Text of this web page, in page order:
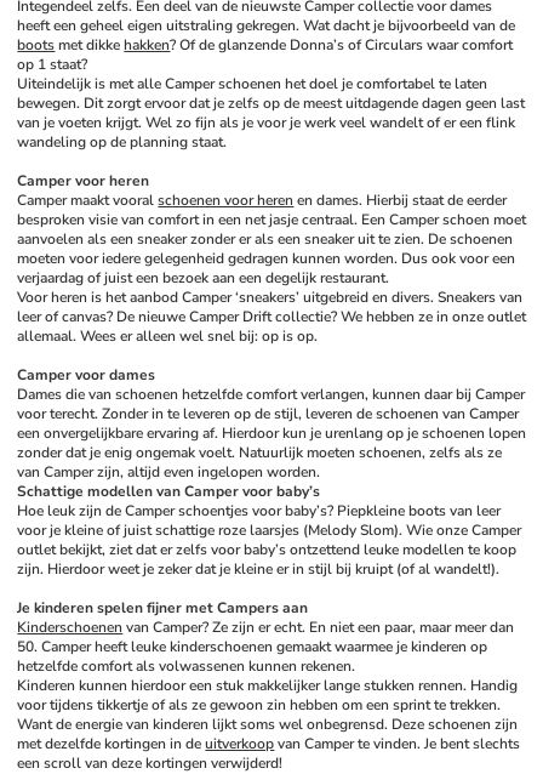
Integendeel zelfs. Een deel van de nieuwste Camper collectie voor dames
boots met dikke hakken? Of de glanzende Donna’s of Circulars waar comfort
op 1 staat?
Uiteindelijk is met alle Camper schoenen het doel je comfortabel te laten
bewegen. Dit zorgt ervoor dat je zelfs op de meest uitdagende dagen geen last
van je voeten krijgt. Wel zo fijn als je voor je werk veel wandelt of er een flink
wandeling op de planning staat.
Camper voor heren
Camper maakt vooral schoenen voor heren en dames. Hierbij staat de eerder
besproken visie van comfort in een net jasje centraal. Een Camper schoen moet
aanvoelen als een sneaker zonder er als een sneaker uit te zien. De schoenen
moeten voor iedere gelegenheid gedragen kunnen worden. Dus ook voor een
verjaardag of juist een bezoek aan een degelijk restaurant.
Voor heren is het aanbod Camper ‘sneakers’ uitgebreid en divers. Sneakers van
leer of canvas? De nieuwe Camper Drift collectie? We hebben ze in onze outlet
allemaal. Wees er alleen wel snel bij: op is op.
Camper voor dames
Dames die van schoenen hetzelfde comfort verlangen, kunnen daar bij Camper
voor terecht. Zonder in te leveren op de stijl, leveren de schoenen van Camper
een onvergelijkbare ervaring af. Hierdoor kun je urenlang op je schoenen lopen
zonder dat je enig ongemak voelt. Natuurlijk moeten schoenen, zelfs als ze
van Camper zijn, altijd even ingelopen worden.
Schattige modellen van Camper voor baby’s
Hoe leuk zijn de Camper schoentjes voor baby’s? Piepkleine boots van leer
voor je kleine of juist schattige roze laarsjes (Melody Slom). Wie onze Camper
outlet bekijkt, ziet dat er zelfs voor baby’s ontzettend leuke modellen te koop
zijn. Hierdoor weet je zeker dat je kleine er in stijl bij kruipt (of al wandelt!).
Je kinderen spelen fijner met Campers aan
Kinderschoenen van Camper? Ze zijn er echt. En niet een paar, maar meer dan
50. Camper heeft leuke kinderschoenen gemaakt waarmee je kinderen op
hetzelfde comfort als volwassenen kunnen rekenen.
Kinderen kunnen hierdoor een stuk makkelijker lange stukken rennen. Handig
voor tijdens tikkertje of als ze gewoon zin hebben om een sprint te trekken.
Want de energie van kinderen lijkt soms wel onbegrensd. Deze schoenen zijn
met dezelfde kortingen in de uitverkoop van Camper te vinden. Je bent slechts
een scroll van deze kortingen verwijderd!